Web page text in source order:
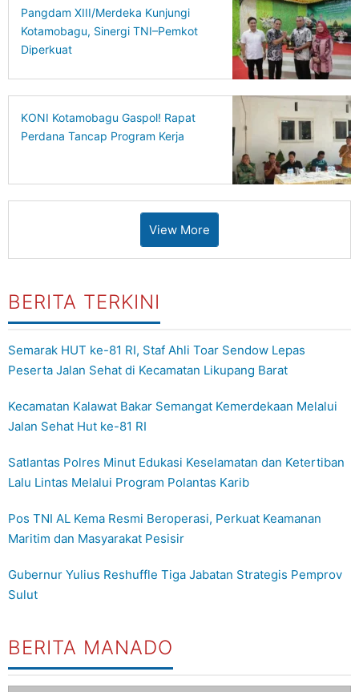
Pangdam XIII/Merdeka Kunjungi
Kotamobagu, Sinergi TNI–Pemkot
Diperkuat
KONI Kotamobagu Gaspol! Rapat
Perdana Tancap Program Kerja
View More
BERITA TERKINI
Semarak HUT ke-81 RI, Staf Ahli Toar Sendow Lepas
Peserta Jalan Sehat di Kecamatan Likupang Barat
Kecamatan Kalawat Bakar Semangat Kemerdekaan Melalui
Jalan Sehat Hut ke-81 RI
Satlantas Polres Minut Edukasi Keselamatan dan Ketertiban
Lalu Lintas Melalui Program Polantas Karib
Pos TNI AL Kema Resmi Beroperasi, Perkuat Keamanan
Maritim dan Masyarakat Pesisir
Gubernur Yulius Reshuffle Tiga Jabatan Strategis Pemprov
Sulut
BERITA MANADO